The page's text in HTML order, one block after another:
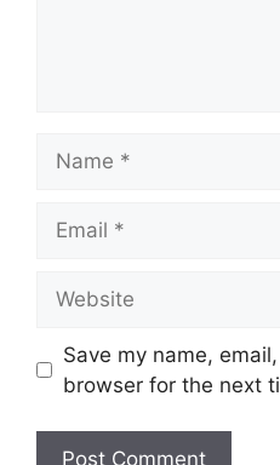
Save my name,
browser for the next